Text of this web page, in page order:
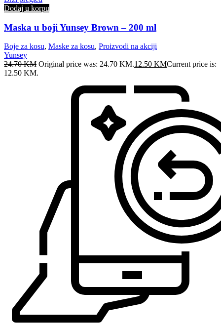
Dodaj u korpu
Maska u boji Yunsey Brown – 200 ml
Boje za kosu, Maske za kosu, Proizvodi na akciji
Yunsey
24.70KM Original price was: 24.70 KM.12.50 KMCurrent price is:
12.50 KM.